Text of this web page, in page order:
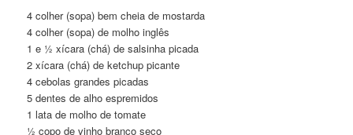
4 colher (sopa) bem cheia de mostarda
4 colher (sopa) de molho inglês
1 e ½ xícara (chá) de salsinha picada
2 xícara (chá) de ketchup picante
4 cebolas grandes picadas
5 dentes de alho espremidos
1 lata de molho de tomate
½ copo de vinho branco seco